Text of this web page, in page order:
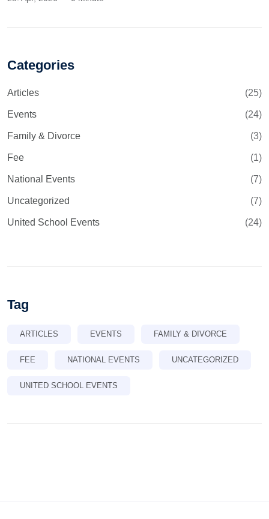
Categories
Articles (25)
Events (24)
Family & Divorce (3)
Fee (1)
National Events (7)
Uncategorized (7)
United School Events (24)
Tag
ARTICLES EVENTS FAMILY & DIVORCE
FEE NATIONAL EVENTS UNCATEGORIZED
UNITED SCHOOL EVENTS